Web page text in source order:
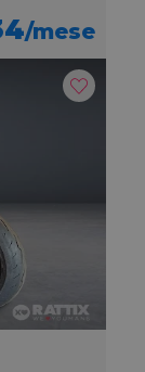
/mese